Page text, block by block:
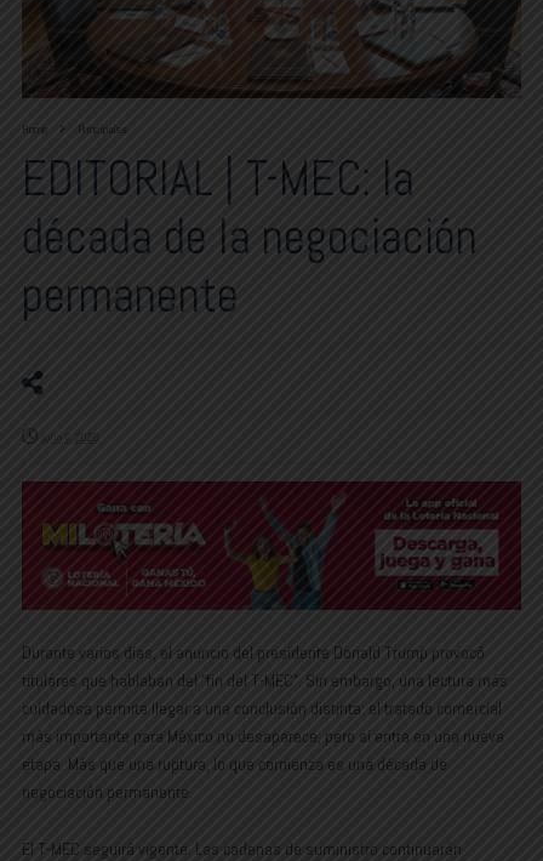
Home Principales
EDITORIAL | T-MEC: la
década de la negociación
permanente
julio 6, 2026
Durante varios días, el anuncio del presidente Donald Trump provocó
titulares que hablaban del “fin del T-MEC”. Sin embargo, una lectura más
cuidadosa permite llegar a una conclusión distinta: el tratado comercial
más importante para México no desaparece, pero sí entra en una nueva
etapa. Más que una ruptura, lo que comienza es una década de
negociación permanente.
El T-MEC seguirá vigente. Las cadenas de suministro continuarán